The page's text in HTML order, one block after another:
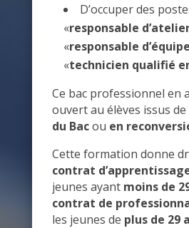
D’occuper des
«responsable
«responsable
«technicien qualifié
Ce bac professionnel en
ouvert au élèves issus de
du Bacou en
Cette formation donne
contrat
jeunes ayant moins de
contrat de
les jeunes de plus de 29